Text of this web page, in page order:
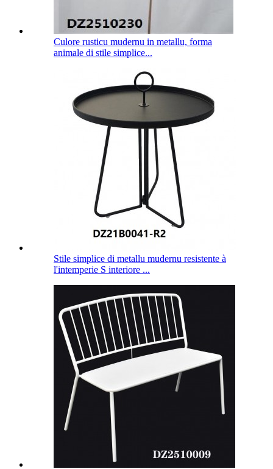
Culore rusticu mudernu in metallu, forma
animale di stile simplice...
Stile simplice di metallu mudernu resistente à
l'intemperie S interiore ...